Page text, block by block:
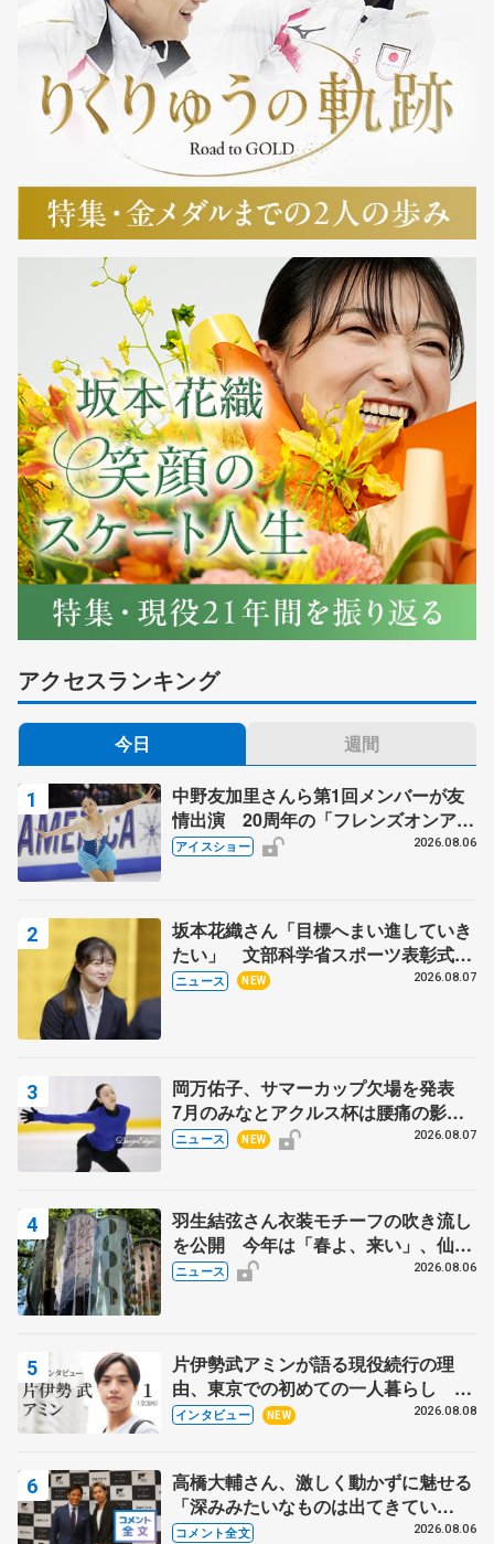
アクセスランキング
今日 週間
中野友加里さんら第1回メンバーが友
情出演 20周年の「フレンズオンアイ
ス」 宮本賢二さん、有川梨絵さん、
アイスショー 2026.08.06
坂本花織さん「目標へまい進していき
たい」 文部科学省スポーツ表彰式で
代表謝辞
ニュース NEW 2026.08.07
岡万佑子、サマーカップ欠場を発表
7月のみなとアクルス杯は腰痛の影響
で
ニュース NEW 2026.08.07
羽生結弦さん衣装モチーフの吹き流し
を公開 今年は「春よ、来い」、仙台
の瑞鳳殿
ニュース 2026.08.06
片伊勢武アミンが語る現役続行の理
由、東京での初めての一人暮らし 注
目スケーターの「今」に迫る
インタビュー NEW 2026.08.08
高橋大輔さん、激しく動かずに魅せる
「深みみたいなものは出てきてい
る？」 〝兄さん〟と慕うレジェンド
コメント全文 2026.08.06